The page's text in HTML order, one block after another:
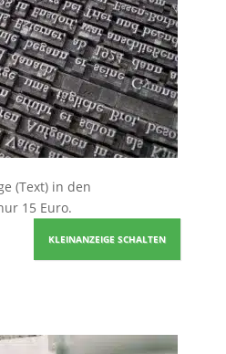
(Text) in den
15 Euro.
KLEINANZEIGE SCHALTEN